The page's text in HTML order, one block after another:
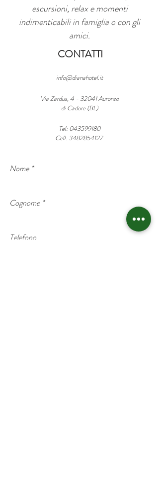
escursioni, relax e momenti
indimenticabili in famiglia o con gli
amici.
CONTATTI
info@dianahotel.it
Via Zardus, 4 - 32041 Auronzo
di Cadore (BL)
Tel:043599180
Cell. 3482854127
Nome *
Cognome *
Telefono